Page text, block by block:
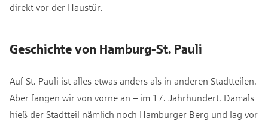
direkt vor der Haustür.
Geschichte von Hamburg-St. Pauli
Auf St. Pauli ist alles etwas anders als in anderen Stadtteilen.
Aber fangen wir von vorne an – im 17. Jahrhundert. Damals
hieß der Stadtteil nämlich noch Hamburger Berg und lag vor